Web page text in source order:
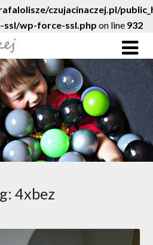
czujacinaczej.pl/
wp-force-ssl.php on line 932
4xbez